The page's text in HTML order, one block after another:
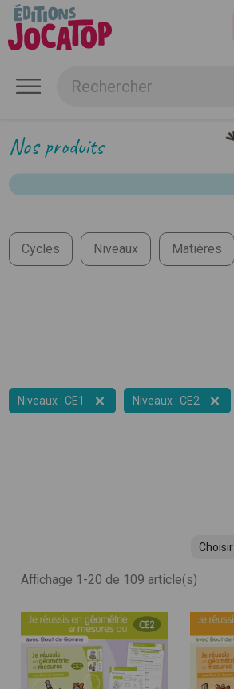
Nos produits
Cycles Niveaux Matières
Niveaux : CE1  Niveaux : CE2 
Choisir
Affichage 1-20 de 109 article(s)